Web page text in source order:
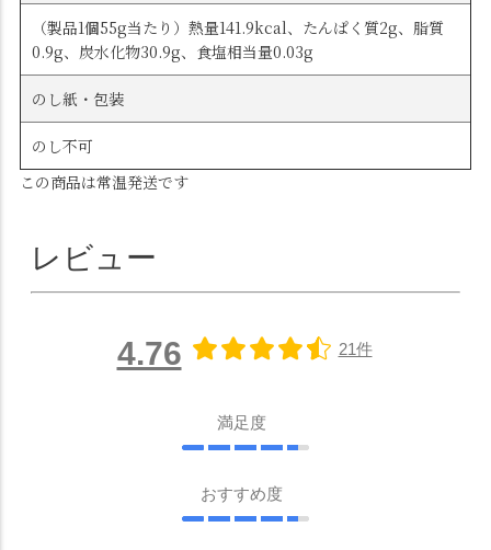
（製品1個55g当たり）熱量141.9kcal、たんぱく質2g、脂質
0.9g、炭水化物30.9g、食塩相当量0.03g
のし紙・包装
のし不可
この商品は常温発送です
レビュー
4.76 21件
満足度
おすすめ度